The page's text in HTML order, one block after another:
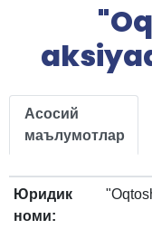
Асосий
маълумотлар
Юридик
номи: